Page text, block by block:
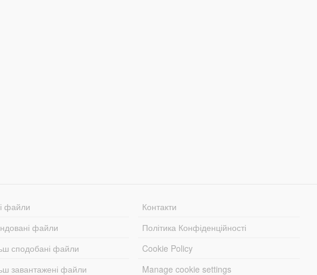
файли
файли
сподобані файли
завантажені файли
Контакти
Політика Конфіденційності
Cookie Policy
Manage cookie settings